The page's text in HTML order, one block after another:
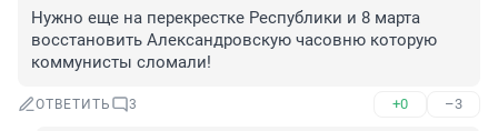
Нужно еще на перекрестке Республики и 8 марта
восстановить Александровскую часовню которую
коммунисты сломали!
ОТВЕТИТЬ 3 +0 –3